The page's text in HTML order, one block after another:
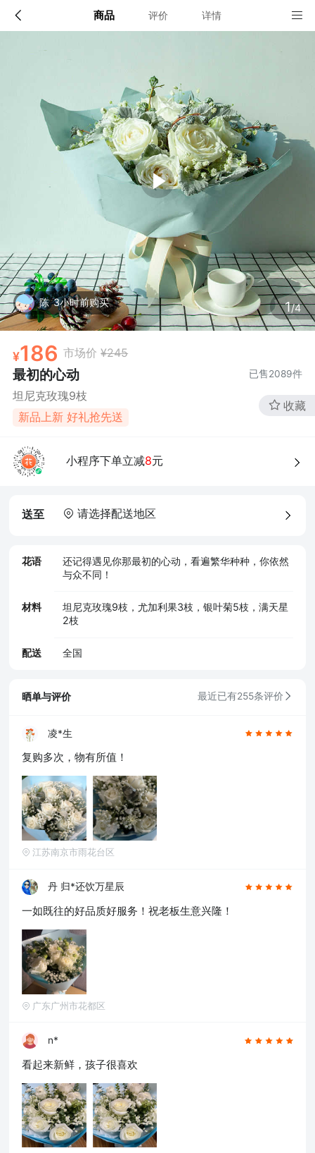
商品 评价 详情
1/4
186 市场价 ¥245
最初的心动 已售2089件
坦尼克玫瑰9枝
新品上新 好礼抢先送
收藏
小程序下单立减8元
送至 请选择配送地区
花语
还记得遇见你那最初的心动，看遍繁华种种，你依然
与众不同！
材料
坦尼克玫瑰9枝，尤加利果3枝，银叶菊5枝，满天星
2枝
配送 全国
配送说明
确定
店铺信息
该地区暂无配送门店
确定
晒单与评价 最近已有255条评价
凌*生
复购多次，物有所值！
江苏南京市雨花台区
丹 归*还饮万星辰
一如既往的好品质好服务！祝老板生意兴隆！
广东广州市花都区
n*
看起来新鲜，孩子很喜欢